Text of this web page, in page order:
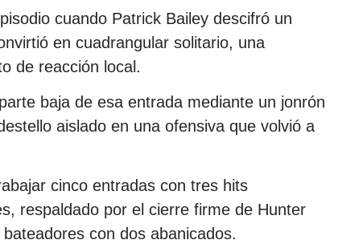
cuando Patrick Bailey descifró un
en cuadrangular solitario, una
de reacción local.
baja de esa entrada mediante un jonrón
aislado en una ofensiva que volvió a
cinco entradas con tres hits
respaldado por el cierre firme de Hunter
con dos abanicados.